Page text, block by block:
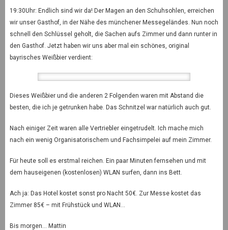
19:30Uhr: Endlich sind wir da! Der Magen an den Schuhsohlen, erreichen
wir unser Gasthof, in der Nähe des münchener Messegeländes. Nun noch
schnell den Schlüssel geholt, die Sachen aufs Zimmer und dann runter in
den Gasthof. Jetzt haben wir uns aber mal ein schönes, original
bayrisches Weißbier verdient:
Dieses Weißbier und die anderen 2 Folgenden waren mit Abstand die
besten, die ich je getrunken habe. Das Schnitzel war natürlich auch gut.
Nach einiger Zeit waren alle Vertriebler eingetrudelt. Ich mache mich
nach ein wenig Organisatorischem und Fachsimpelei auf mein Zimmer.
Für heute soll es erstmal reichen. Ein paar Minuten fernsehen und mit
dem hauseigenen (kostenlosen) WLAN surfen, dann ins Bett.
Ach ja: Das Hotel kostet sonst pro Nacht 50€. Zur Messe kostet das
Zimmer 85€ – mit Frühstück und WLAN…
Bis morgen… Mattin